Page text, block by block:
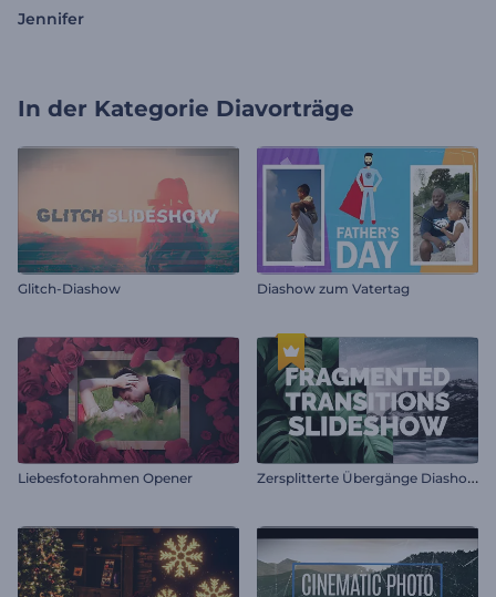
Jennifer
In der Kategorie Diavorträge
Glitch-Diashow Diashow zum Vatertag
Liebesfotorahmen Opener Z
ersplitterte Übergänge Diashow